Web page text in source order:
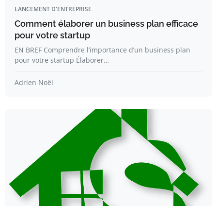
LANCEMENT D'ENTREPRISE
Comment élaborer un business plan efficace
pour votre startup
EN BREF Comprendre l’importance d’un business plan
pour votre startup Élaborer…
Adrien Noël